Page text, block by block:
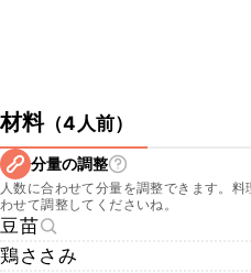
材料（4人前）
分量の調整
人数に合わせて分量を調整できます。
わせて調整してくださいね。
豆苗
鶏ささみ